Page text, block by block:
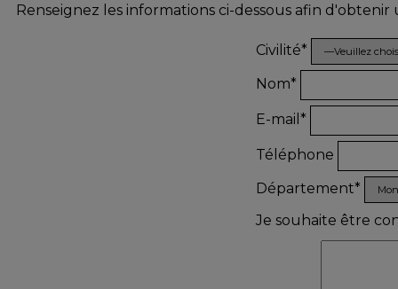
Renseignez les informations ci-dessous afin
Civilité*
Nom*
E-mail*
Téléphone
Département*
Je souhaite être